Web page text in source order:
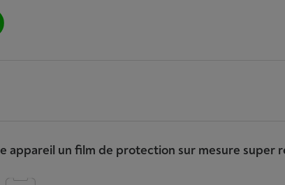
appareil un film de protection sur mesure super